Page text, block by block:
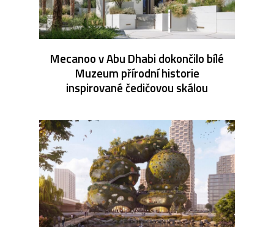
Mecanoo v Abu Dhabi dokončilo bílé
Muzeum přírodní historie
inspirované čedičovou skálou